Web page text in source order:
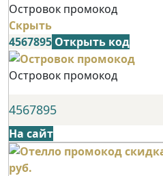
Островок промокод
Скрыть
4567895 Открыть код
Островок промокод
4567895
На сайт